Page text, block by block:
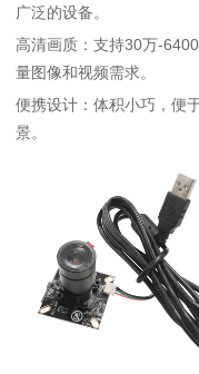
广泛的设备。
高清画质：支持30万-
量图像和视频需求。
便携设计：体积小巧，便
景。